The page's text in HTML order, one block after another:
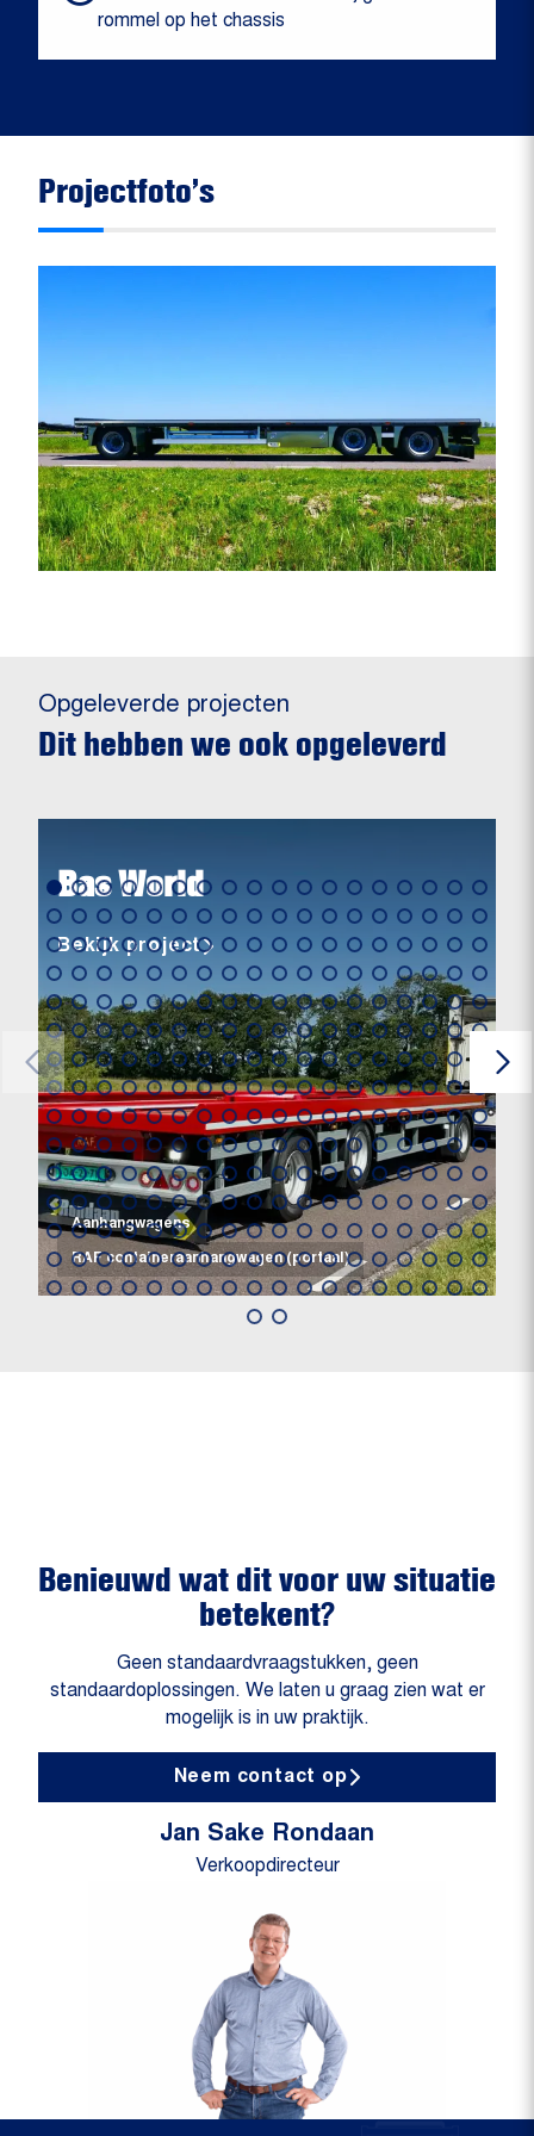
rommel op het chassis
Projectfoto’s
Opgeleverde projecten
Dit hebben we ook opgeleverd
Aanhangwagens
RAF containeraanhangwagen (portaal)
Bas World
Bekijk project
Benieuwd wat dit voor uw situatie
betekent?
Geen standaardvraagstukken, geen
standaardoplossingen. We laten u graag zien wat er
mogelijk is in uw praktijk.
Neem contact op
Jan Sake Rondaan
Verkoopdirecteur